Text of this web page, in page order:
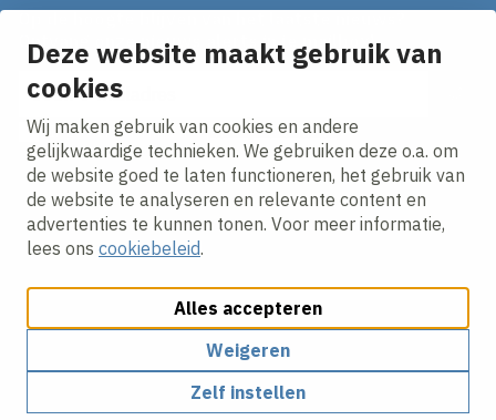
Deze website maakt gebruik van
cookies
Wij maken gebruik van cookies en andere
gelijkwaardige technieken. We gebruiken deze o.a. om
de website goed te laten functioneren, het gebruik van
de website te analyseren en relevante content en
advertenties te kunnen tonen. Voor meer informatie,
lees ons cookiebeleid.
Alles accepteren
Weigeren
Zelf instellen
Ontvang onze nieuws alerts in je mailbox!
E-mailadres
Ik ga akkoord met hetprivacy statement.
Cookies aanpassenCookie beleidPrivacy policy